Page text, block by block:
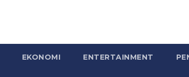
EKONOMI ENTERTAINMENT